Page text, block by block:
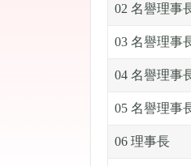
02 名譽理事
03 名譽理事
04 名譽理事
05 名譽理事
06 理事長